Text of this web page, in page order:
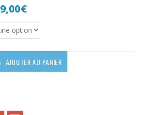
€Plage
de
prix :
229,00€
à
269,00€
AJOUTER AU PANIER